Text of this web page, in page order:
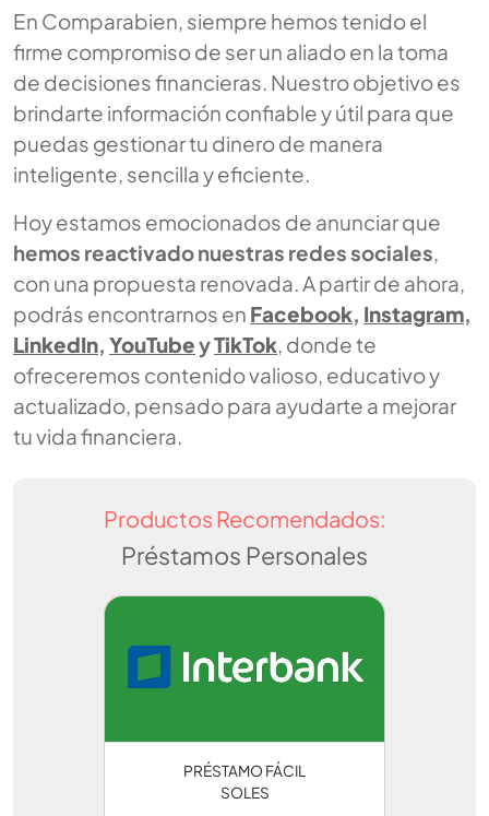
En Comparabien, siempre hemos tenido el
firme compromiso de ser un aliado en la toma
de decisiones financieras. Nuestro objetivo es
brindarte información confiable y útil para que
puedas gestionar tu dinero de manera
inteligente, sencilla y eficiente.
Hoy estamos emocionados de anunciar que
hemos reactivado nuestras redes sociales
con una propuesta renovada. A partir de ahora,
podrás encontrarnos en Facebook, Instagram,
LinkedIn, YouTubeyTikTok , donde te
ofreceremos contenido valioso, educativo y
actualizado, pensado para ayudarte a mejorar
tu vida financiera.
Productos Recomendados:
Préstamos Personales
PRÉSTAMO FÁCIL
SOLES